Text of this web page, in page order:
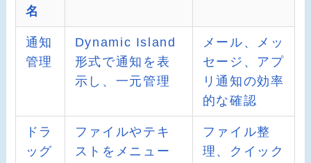
名
通知
管理
Dynamic Island
形式で通知を表
示し、一元管理
メール、メッ
セージ、アプ
リ通知の効率
的な確認
ドラ
ッグ
ファイルやテキ
ストをメニュー
ファイル整
理、クイック